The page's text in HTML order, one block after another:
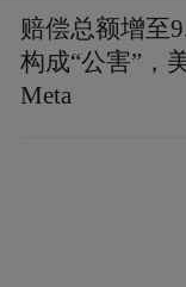
赔偿总额增至
构成“公害”，
Meta